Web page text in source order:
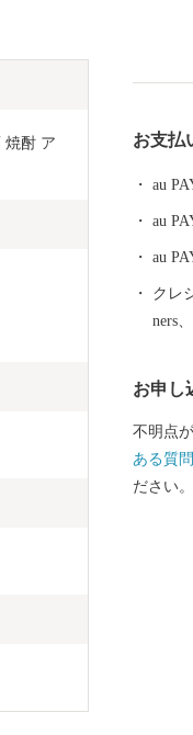
焼酎 ア
ある鵜
お支払
au
au
au
クレ
ners
お申し
不明点
ある質
ださい。